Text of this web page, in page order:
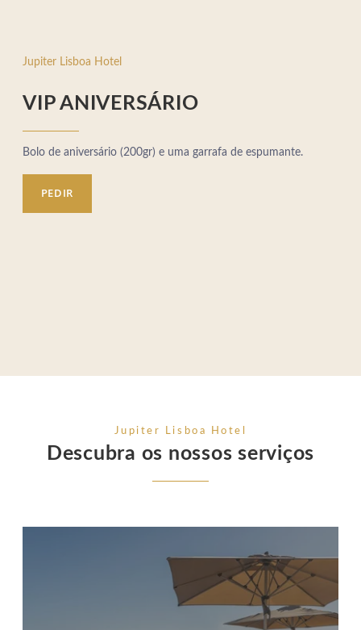
Jupiter Lisboa Hotel
VIP ANIVERSÁRIO
Bolo de aniversário (200gr) e uma garrafa de espumante.
PEDIR
Jupiter Lisboa Hotel
Descubra os nossos serviços